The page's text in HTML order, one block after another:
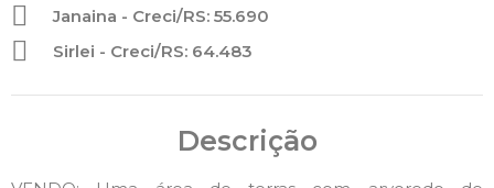
Janaina - Creci/RS: 55.690
Sirlei - Creci/RS: 64.483
Descrição